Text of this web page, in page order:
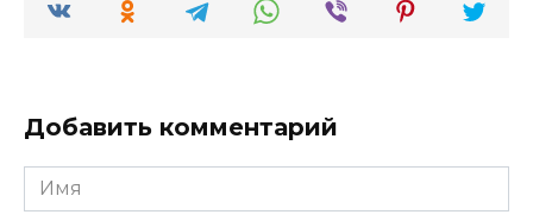
Добавить комментарий
Имя
*